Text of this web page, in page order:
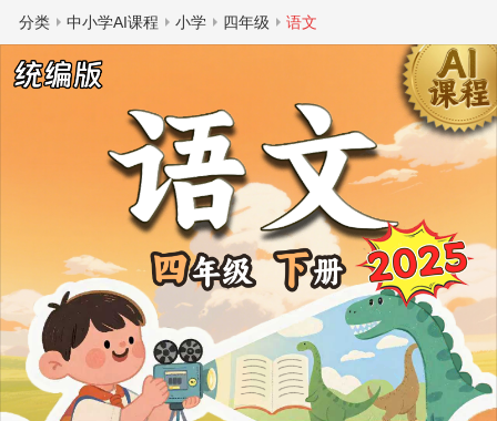
分类 中小学AI课程 小学 四年级 语文